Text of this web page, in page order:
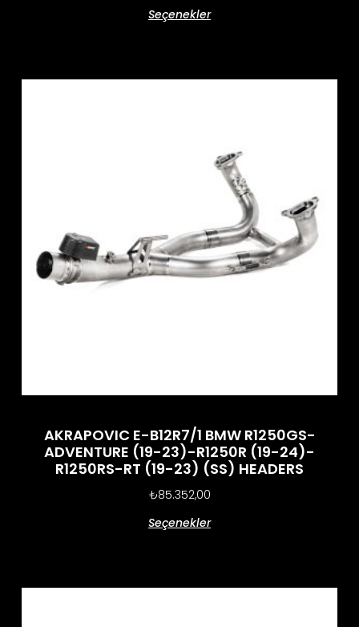
Seçenekler
AKRAPOVIC E-B12R7/1 BMW R1250GS-
ADVENTURE (19-23)-R1250R (19-24)-
R1250RS-RT (19-23) (SS) HEADERS
₺85.352,00
Seçenekler